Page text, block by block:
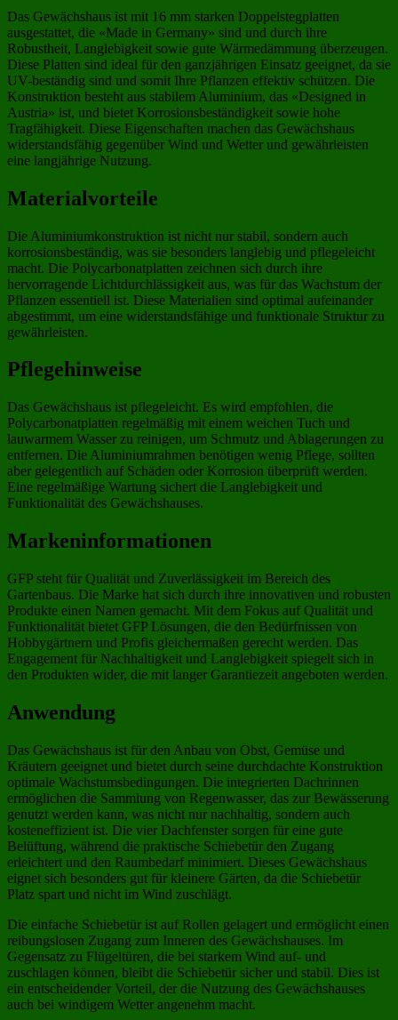
Das Gewächshaus ist mit 16 mm starken Doppelstegplatten
ausgestattet, die «Made in Germany» sind und durch ihre
Robustheit, Langlebigkeit sowie gute Wärmedämmung überzeugen.
Diese Platten sind ideal für den ganzjährigen Einsatz geeignet, da sie
UV-beständig sind und somit Ihre Pflanzen effektiv schützen. Die
Konstruktion besteht aus stabilem Aluminium, das «Designed in
Austria» ist, und bietet Korrosionsbeständigkeit sowie hohe
Tragfähigkeit. Diese Eigenschaften machen das Gewächshaus
widerstandsfähig gegenüber Wind und Wetter und gewährleisten
eine langjährige Nutzung.
Materialvorteile
Die Aluminiumkonstruktion ist nicht nur stabil, sondern auch
korrosionsbeständig, was sie besonders langlebig und pflegeleicht
macht. Die Polycarbonatplatten zeichnen sich durch ihre
hervorragende Lichtdurchlässigkeit aus, was für das Wachstum der
Pflanzen essentiell ist. Diese Materialien sind optimal aufeinander
abgestimmt, um eine widerstandsfähige und funktionale Struktur zu
gewährleisten.
Pflegehinweise
Das Gewächshaus ist pflegeleicht. Es wird empfohlen, die
Polycarbonatplatten regelmäßig mit einem weichen Tuch und
lauwarmem Wasser zu reinigen, um Schmutz und Ablagerungen zu
entfernen. Die Aluminiumrahmen benötigen wenig Pflege, sollten
aber gelegentlich auf Schäden oder Korrosion überprüft werden.
Eine regelmäßige Wartung sichert die Langlebigkeit und
Funktionalität des Gewächshauses.
Markeninformationen
GFP steht für Qualität und Zuverlässigkeit im Bereich des
Gartenbaus. Die Marke hat sich durch ihre innovativen und robusten
Produkte einen Namen gemacht. Mit dem Fokus auf Qualität und
Funktionalität bietet GFP Lösungen, die den Bedürfnissen von
Hobbygärtnern und Profis gleichermaßen gerecht werden. Das
Engagement für Nachhaltigkeit und Langlebigkeit spiegelt sich in
den Produkten wider, die mit langer Garantiezeit angeboten werden.
Anwendung
Das Gewächshaus ist für den Anbau von Obst, Gemüse und
Kräutern geeignet und bietet durch seine durchdachte Konstruktion
optimale Wachstumsbedingungen. Die integrierten Dachrinnen
ermöglichen die Sammlung von Regenwasser, das zur Bewässerung
genutzt werden kann, was nicht nur nachhaltig, sondern auch
kosteneffizient ist. Die vier Dachfenster sorgen für eine gute
Belüftung, während die praktische Schiebetür den Zugang
erleichtert und den Raumbedarf minimiert. Dieses Gewächshaus
eignet sich besonders gut für kleinere Gärten, da die Schiebetür
Platz spart und nicht im Wind zuschlägt.
Die einfache Schiebetür ist auf Rollen gelagert und ermöglicht einen
reibungslosen Zugang zum Inneren des Gewächshauses. Im
Gegensatz zu Flügeltüren, die bei starkem Wind auf- und
zuschlagen können, bleibt die Schiebetür sicher und stabil. Dies ist
ein entscheidender Vorteil, der die Nutzung des Gewächshauses
auch bei windigem Wetter angenehm macht.